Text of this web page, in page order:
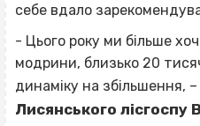
себе вдало
- Цього року ми більше
модрини, близько 20
динаміку на збільшення, –
Лисянського лісгоспу